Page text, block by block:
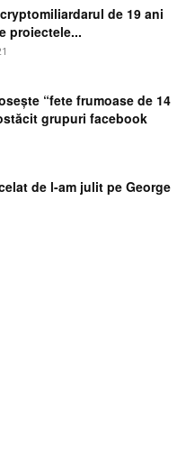
de 19 ani
proiectele...
“fete frumoase de 14
grupuri facebook
de l-am julit pe George